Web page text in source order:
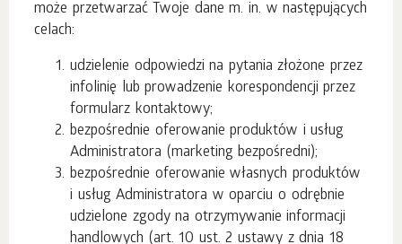
może przetwarzać Twoje dane m. in. w następujących
celach:
udzielenie odpowiedzi na pytania złożone przez
infolinię lub prowadzenie korespondencji przez
formularz kontaktowy;
bezpośrednie oferowanie produktów i usług
Administratora (marketing bezpośredni);
bezpośrednie oferowanie własnych produktów
i usług Administratora w oparciu o odrębnie
udzielone zgody na otrzymywanie informacji
handlowych (art. 10 ust. 2 ustawy z dnia 18